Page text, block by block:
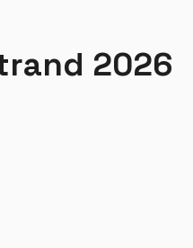
2026